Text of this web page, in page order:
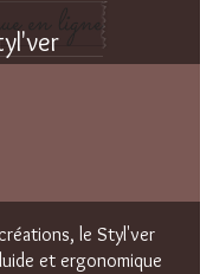
en ligne
le Styl'ver
et ergonomique